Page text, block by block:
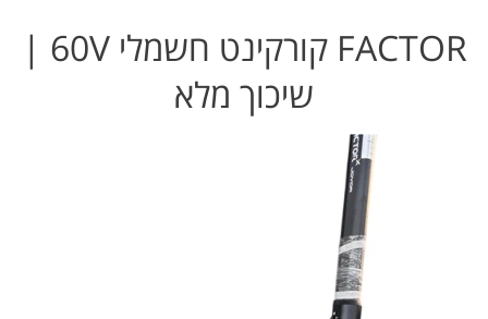
FACTOR קורקינט חשמלי 60V |
שיכוך מלא